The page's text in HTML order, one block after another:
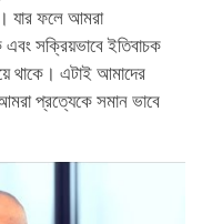
যার ফলে আমরা
এবং সক্রিয়ভাবে ইতিবাচক
থাকে। এটাই আমাদের
প্রত্যেকে সমান ভাবে